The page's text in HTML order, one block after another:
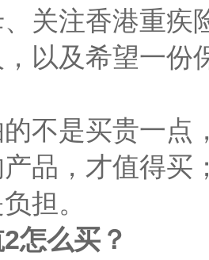
关注香港重疾
以及希望一份
不是买贵一点
品，才值得买
担。
怎么买？